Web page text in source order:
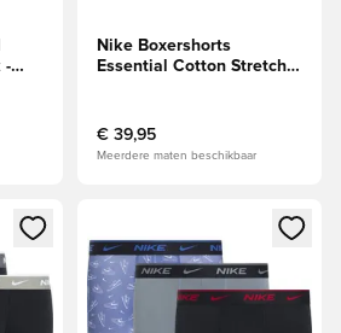
-
Nike Boxershorts
Essential Cotton Stretch
€ 39,95
Meerdere maten beschikbaar
in te loggen of je aan te melden als
Opent een venster om in te